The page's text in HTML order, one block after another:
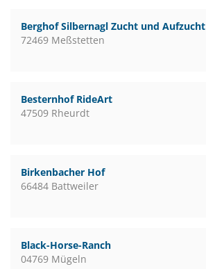
Berghof Silbernagl Zucht und Aufzucht
72469 Meßstetten
Besternhof RideArt
47509 Rheurdt
Birkenbacher Hof
66484 Battweiler
Black-Horse-Ranch
04769 Mügeln